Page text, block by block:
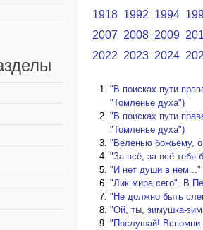
1918 1992 1994
2007 2008 2009
2022 2023 2024
"В поисках пути
"Томленье духа")
"В поисках пути
"Томленье духа")
"Веленью божьему,
"За всё, за всё тебя
"И нет души в нем..."
"Лик мира сего". В
"Не должно быть
"Ой, ты, зимушка-
"Послушай! Вспомни